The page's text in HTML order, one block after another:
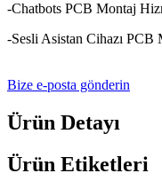
-Chatbots PCB Montaj
-Sesli Asistan Cihazı PCB
Bize e-posta gönderin
Ürün Detayı
Ürün Etiketleri